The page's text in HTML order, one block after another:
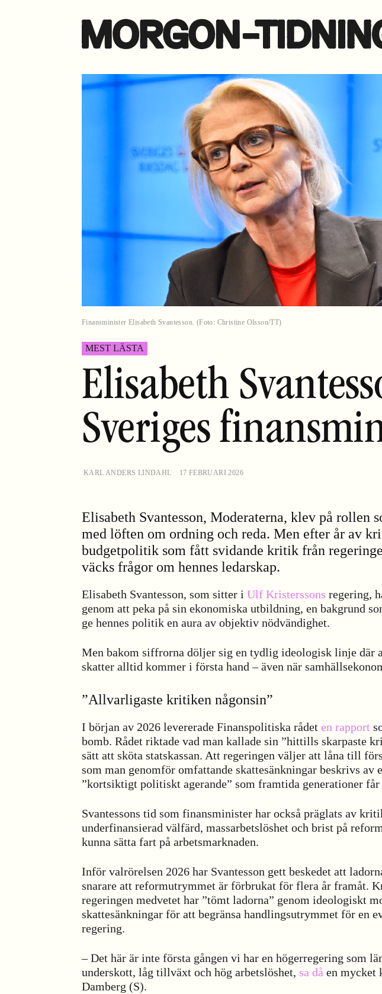
Finansminister Elisabeth Svantesson. (Foto: Christine Olsson/TT)
MEST LÄSTA
Elisabeth
Sveriges
KARL ANDERS LINDAHL 17 FEBRUARI 2026
Elisabeth Svantesson, Moderaterna, klev på rollen
med löften om ordning och reda. Men efter år av
budgetpolitik som fått svidande kritik från
väcks frågor om hennes ledarskap.
Elisabeth Svantesson, som sitter i Ulf Kristerssons regering,
genom att peka på sin ekonomiska utbildning, en bakgrund
ge hennes politik en aura av objektiv nödvändighet.
Men bakom siffrorna döljer sig en tydlig ideologisk linje där
skatter alltid kommer i första hand – även när
”Allvarligaste kritiken någonsin”
I början av 2026 levererade Finanspolitiska rådet en rapport
bomb. Rådet riktade vad man kallade sin ”hittills skarpaste
sätt att sköta statskassan. Att regeringen väljer att låna till
som man genomför omfattande skattesänkningar beskrivs av
”kortsiktigt politiskt agerande” som framtida generationer får
Svantessons tid som finansminister har också präglats av
underfinansierad välfärd, massarbetslöshet och brist på
kunna sätta fart på arbetsmarknaden.
Inför valrörelsen 2026 har Svantesson gett beskedet att
snarare att reformutrymmet är förbrukat för flera år framåt.
regeringen medvetet har ”tömt ladorna” genom ideologiskt
skattesänkningar för att begränsa handlingsutrymmet för en
regering.
– Det här är inte första gången vi har en högerregering som
underskott, låg tillväxt och hög arbetslöshet, sa då en mycket
Damberg (S).